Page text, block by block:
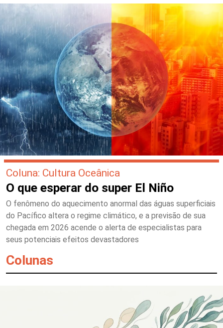
Coluna: Cultura Oceânica
O que esperar do super El Niño
O fenômeno do aquecimento anormal das águas superficiais
do Pacífico altera o regime climático, e a previsão de sua
chegada em 2026 acende o alerta de especialistas para
seus potenciais efeitos devastadores
Colunas